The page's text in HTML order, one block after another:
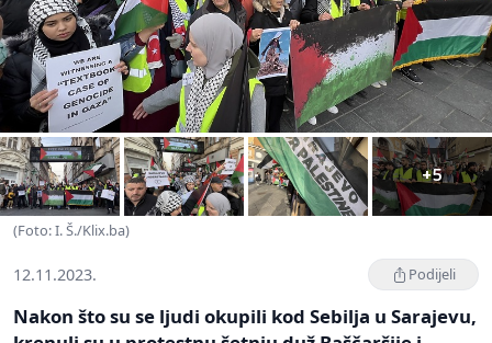
+5
(Foto: I. Š./Klix.ba)
12.11.2023. Podijeli
Nakon što su se ljudi okupili kod Sebilja u Sarajevu,